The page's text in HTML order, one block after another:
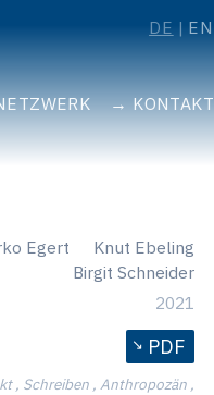
KONTAKT
DE EN
Knut Ebeling
Egert
Birgit Schneider
2021
PDF
, Schreiben , Anthropozän ,